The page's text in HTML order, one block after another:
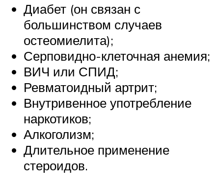
Диабет (он связан с
большинством случаев
остеомиелита);
Серповидно-клеточная анемия;
ВИЧ или СПИД;
Ревматоидный артрит;
Внутривенное употребление
наркотиков;
Алкоголизм;
Длительное применение
стероидов.